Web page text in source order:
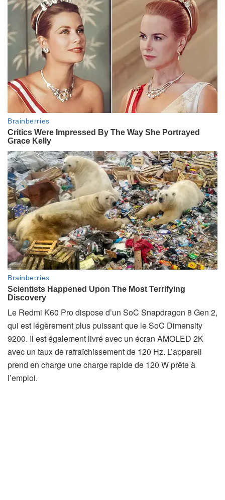
Le Redmi K60 Pro dispose d’un SoC Snapdragon 8 Gen 2,
qui est légèrement plus puissant que le SoC Dimensity
9200. Il est également livré avec un écran AMOLED 2K
avec un taux de rafraîchissement de 120 Hz. L’appareil
prend en charge une charge rapide de 120 W prête à
l’emploi.